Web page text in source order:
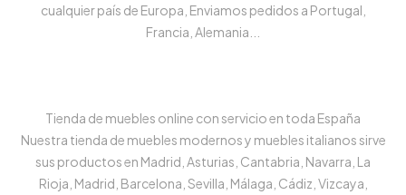
cualquier país de Europa, Enviamos pedidos a Portugal,
Francia, Alemania...
Tienda de muebles online con servicio en toda España
Nuestra tienda de muebles modernos y muebles italianos sirve
sus productos en Madrid, Asturias, Cantabria, Navarra, La
Rioja, Madrid, Barcelona, Sevilla, Málaga, Cádiz, Vizcaya,